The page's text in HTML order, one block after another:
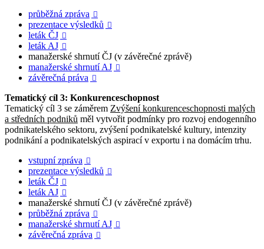
průběžná zpráva 
prezentace výsledků 
leták ČJ 
leták AJ 
manažerské shrnutí ČJ (v závěrečné zprávě)
manažerské shrnutí AJ 
závěrečná práva 
Tematický cíl 3: Konkurenceschopnost
Tematický cíl 3 se záměrem Zvýšení konkurenceschopnosti malých
a středních podniků měl vytvořit podmínky pro rozvoj endogenního
podnikatelského sektoru, zvýšení podnikatelské kultury, intenzity
podnikání a podnikatelských aspirací v exportu i na domácím trhu.
vstupní zpráva 
prezentace výsledků 
leták ČJ 
leták AJ 
manažerské shrnutí ČJ (v závěrečné zprávě)
průběžná zpráva 
manažerské shrnutí AJ 
závěrečná zpráva 